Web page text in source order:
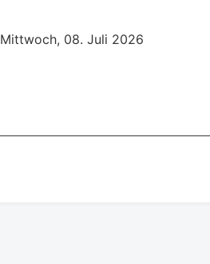
Mittwoch, 08. Juli 2026